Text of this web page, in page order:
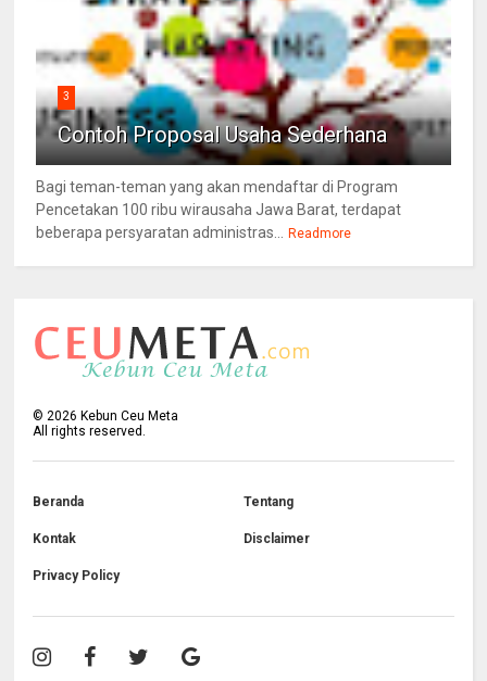
3
Contoh Proposal Usaha Sederhana
Bagi teman-teman yang akan mendaftar di Program
Pencetakan 100 ribu wirausaha Jawa Barat, terdapat
beberapa persyaratan administras... Readmore
©2026 Kebun Ceu Meta
All rights reserved.
Beranda Tentang
Kontak Disclaimer
Privacy Policy